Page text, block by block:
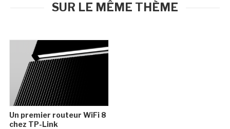
SUR LE MÊME THÈME
Un premier routeur WiFi 8
chez TP-Link